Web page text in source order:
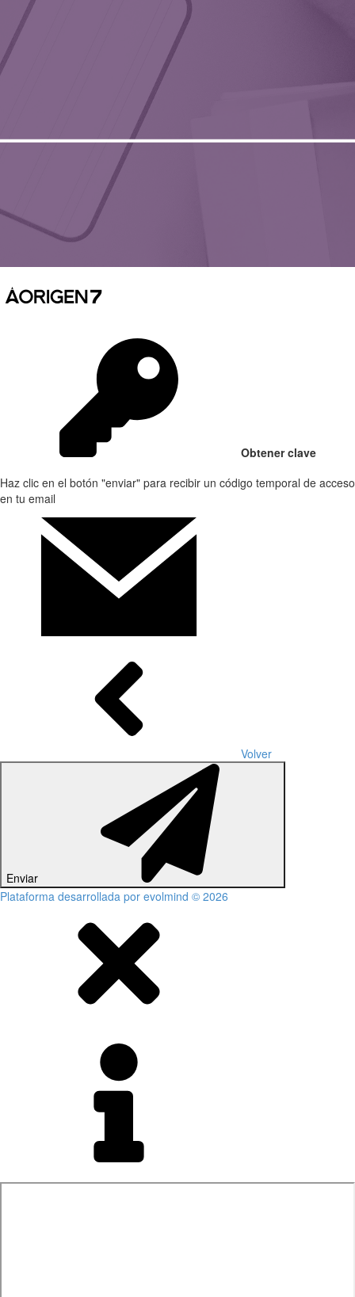
Obtener clave
Haz clic en el botón "enviar" para recibir un código temporal de acceso
en tu email
Volver
Enviar
Plataforma desarrollada por evolmind © 2026